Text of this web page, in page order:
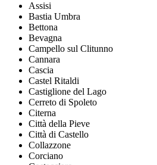
Assisi
Bastia Umbra
Bettona
Bevagna
Campello sul Clitunno
Cannara
Cascia
Castel Ritaldi
Castiglione del Lago
Cerreto di Spoleto
Citerna
Città della Pieve
Città di Castello
Collazzone
Corciano